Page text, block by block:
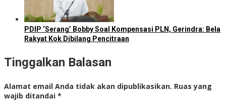
PDIP ‘Serang’ Bobby Soal Kompensasi PLN, Gerindra: Bela
Rakyat Kok Dibilang Pencitraan
Tinggalkan Balasan
Alamat email Anda tidak akan dipublikasikan. Ruas yang
wajib ditandai *